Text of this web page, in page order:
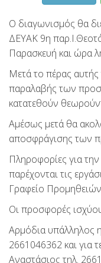
Ο διαγωνισμός θα
ΔΕΥΑΚ 9η
Παρασκευή και ώρα
Μετά το πέρας
παραλαβής των
κατατεθούν
Αμέσως μετά θα
αποσφράγισης των
Πληροφορίες για
παρέχονται τις
Γραφείο
Οι προσφορές
Αρμόδια υπάλληλος
2661046362 και για
Αναστάσιος τηλ.